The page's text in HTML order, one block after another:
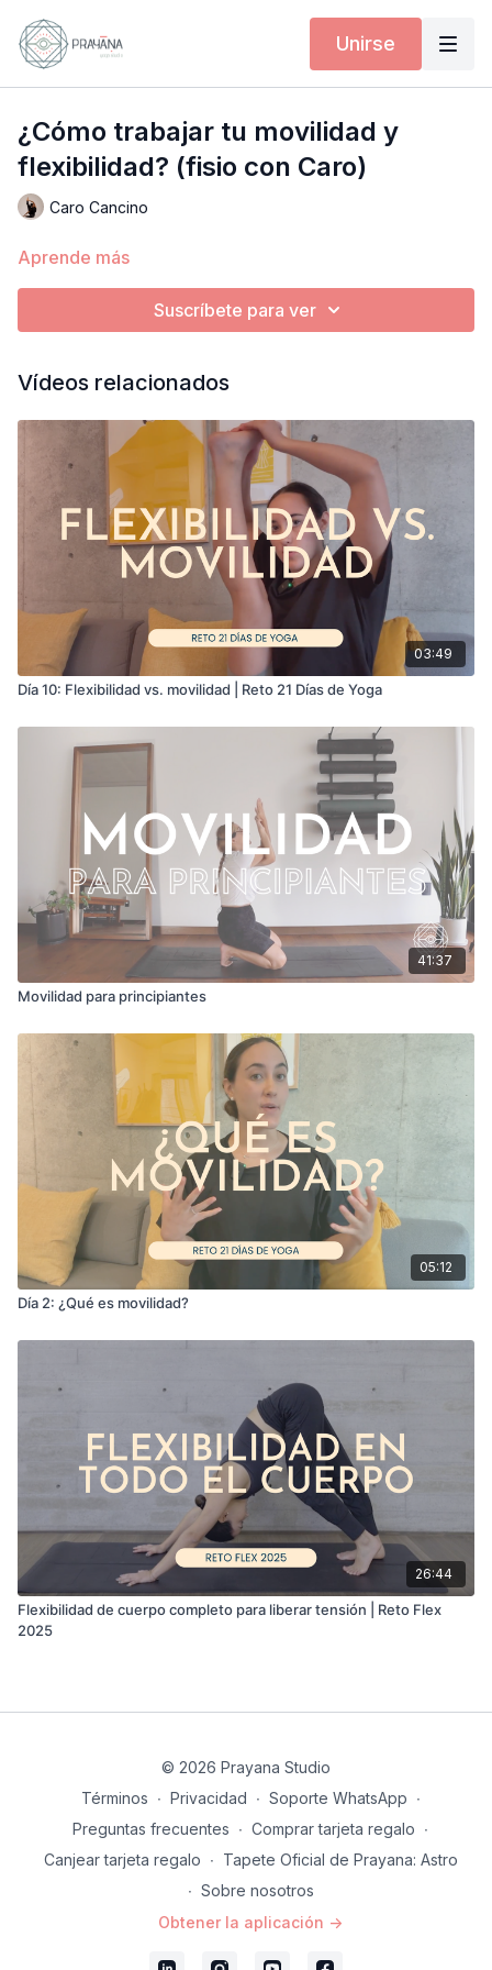
Unirse
¿Cómo trabajar tu movilidad y
flexibilidad? (fisio con Caro)
Caro Cancino
Aprende más
Suscríbete para ver
Vídeos relacionados
03:49
Día 10: Flexibilidad vs. movilidad | Reto 21 Días de Yoga
41:37
Movilidad para principiantes
05:12
Día 2: ¿Qué es movilidad?
26:44
Flexibilidad de cuerpo completo para liberar tensión | Reto Flex
2025
© 2026 Prayana Studio
Términos ∙ Privacidad ∙ Soporte WhatsApp ∙
Preguntas frecuentes ∙ Comprar tarjeta regalo ∙
Canjear tarjeta regalo ∙ Tapete Oficial de Prayana: Astro
∙ Sobre nosotros
Obtener la aplicación ->